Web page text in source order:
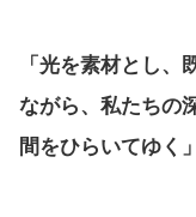
「光を素材とし、
ながら、私たちの
間をひらいてゆく」